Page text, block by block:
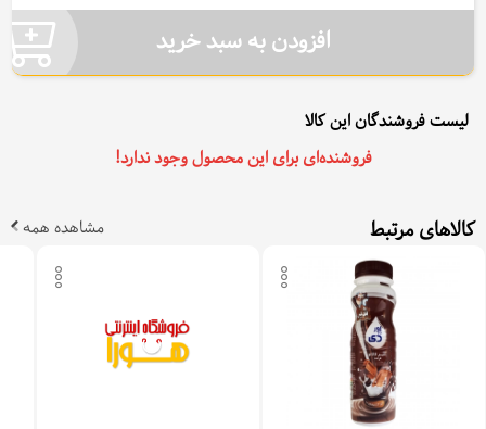
افزودن به سبد خرید
لیست فروشندگان این کالا
فروشنده‌ای برای این محصول وجود ندارد!
کالاهای مرتبط مشاهده همه